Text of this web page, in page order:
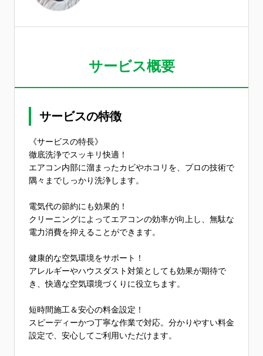
サービス概要
サービスの特徴
《サービスの特長》
徹底洗浄でスッキリ快適！
エアコン内部に溜まったカビやホコリを、プロの技術で
隅々までしっかり洗浄します。
電気代の節約にも効果的！
クリーニングによってエアコンの効率が向上し、無駄な
電力消費を抑えることができます。
健康的な空気環境をサポート！
アレルギーやハウスダスト対策としても効果が期待で
き、快適な空気環境づくりに役立ちます。
短時間施工＆安心の料金設定！
スピーディーかつ丁寧な作業で対応。分かりやすい料金
設定で、安心してご利用いただけます。